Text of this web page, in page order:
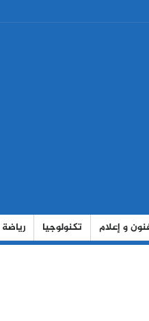
و إعلام تكنولوجيا رياضة